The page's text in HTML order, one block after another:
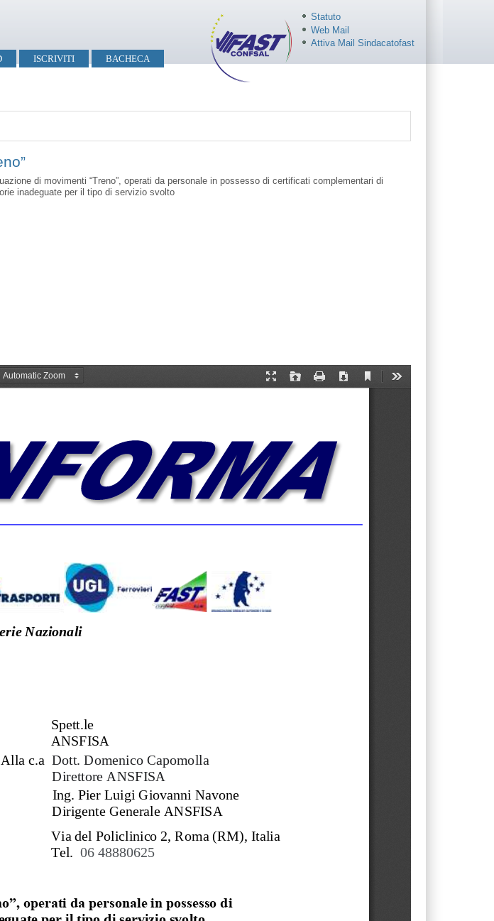
Statuto
Web Mail
Attiva Mail Sindacatofast
ISCRIVITI
BACHECA
di movimenti “Treno”, operati da personale in possesso di certificati complementari di
inadeguate per il tipo di servizio svolto